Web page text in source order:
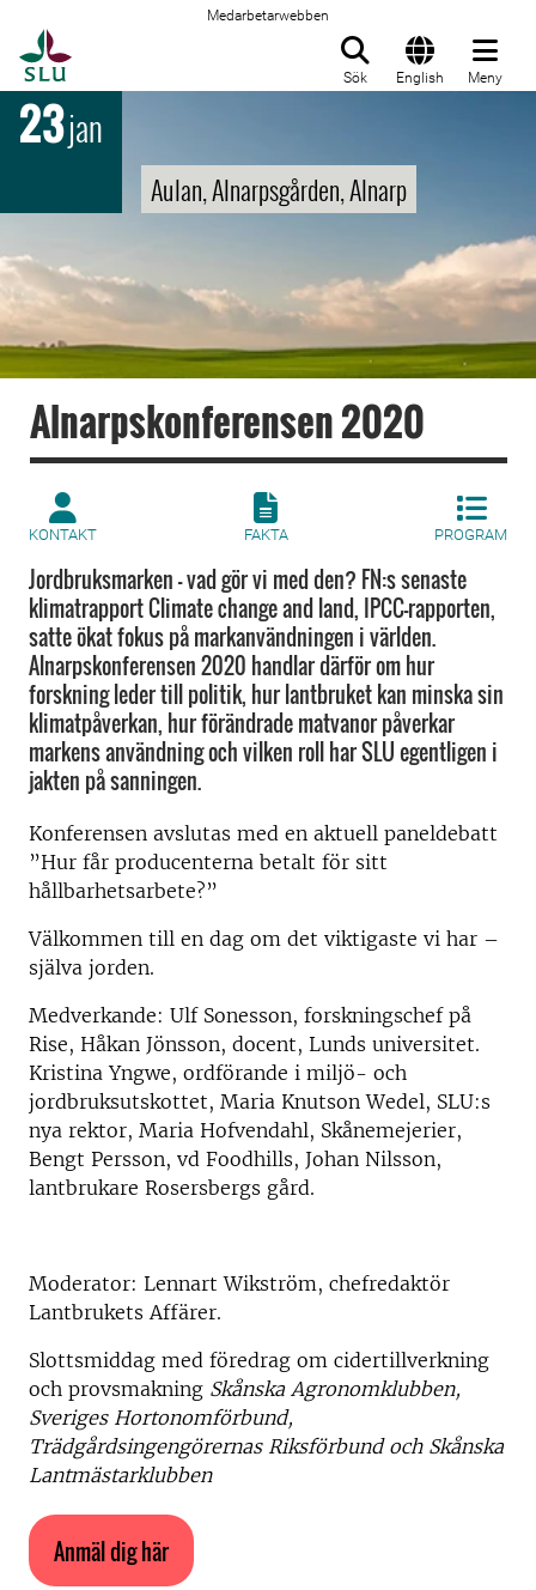
Medarbetarwebben
Sök English Meny
23jan
Aulan, Alnarpsgården, Alnarp
Alnarpskonferensen 2020
KONTAKT FAKTA PROGRAM
Jordbruksmarken – vad gör vi med den? FN:s senaste
klimatrapport Climate change and land, IPCC-rapporten,
satte ökat fokus på markanvändningen i världen.
Alnarpskonferensen 2020 handlar därför om hur
forskning leder till politik, hur lantbruket kan minska sin
klimatpåverkan, hur förändrade matvanor påverkar
markens användning och vilken roll har SLU egentligen i
jakten på sanningen.
Konferensen avslutas med en aktuell paneldebatt
”Hur får producenterna betalt för sitt
hållbarhetsarbete?”
Välkommen till en dag om det viktigaste vi har –
själva jorden.
Medverkande: Ulf Sonesson, forskningschef på
Rise, Håkan Jönsson, docent, Lunds universitet.
Kristina Yngwe, ordförande i miljö- och
jordbruksutskottet, Maria Knutson Wedel, SLU:s
nya rektor, Maria Hofvendahl, Skånemejerier,
Bengt Persson, vd Foodhills, Johan Nilsson,
lantbrukare Rosersbergs gård.
Moderator: Lennart Wikström, chefredaktör
Lantbrukets Affärer.
Slottsmiddag med föredrag om cidertillverkning
och provsmakning Skånska Agronomklubben,
Sveriges Hortonomförbund,
Trädgårdsingengörernas Riksförbund och Skånska
Lantmästarklubben
Anmäl dig här